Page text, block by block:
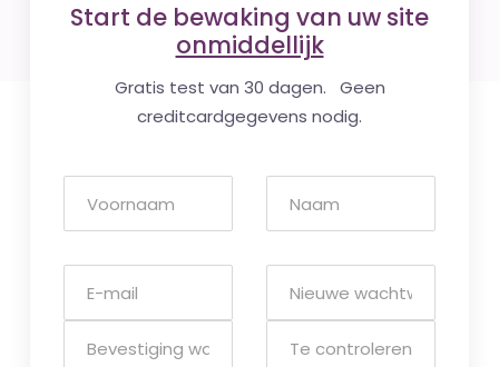
Start de bewaking van uw site
onmiddellijk
Gratis test van 30 dagen. Geen
creditcardgegevens nodig.